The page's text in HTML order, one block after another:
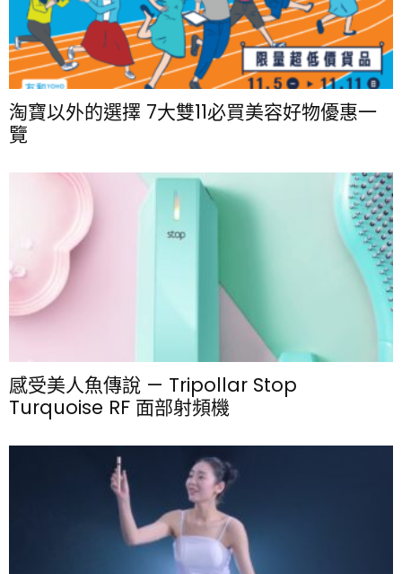
淘寶以外的選擇 7大雙11必買美容好物優惠一
覽
感受美人魚傳說 — Tripollar Stop
Turquoise RF 面部射頻機